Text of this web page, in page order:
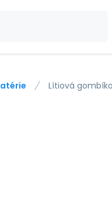
Lítiová